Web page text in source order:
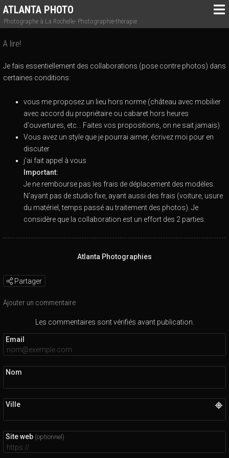
ATLANTA PHOTO
Photographe à La Rochelle- Photographie-thérapie
A lire!
Je fais essentiellement des collaborations (pose contre photos) dans
certaines conditions:
vous me proposez un lieu hors norme (château avec mobilier
avec accord du propriétaire ou cabaret hors heures
d'ouvertures, etc... Faites vos propositions, on ne sait jamais)
Vous avez un style que je pourrai aimer, écrivez moi pour en
discuter
j'ai fait appel à vous
Important:
Je ne rembourse pas les frais de déplacement des modèles.
N'ayant pas de studio fixe, ayant aussi des frais (voiture, usure
du matériel, temps passé au traitement des photos). Je
considère que la collaboration est un effort des 2 parties.
Atlanta Photographies
Partager
Ajouter un commentaire
Les commentaires sont vérifiés avant publication.
Email
Nom
Ville
Site web (optionnel)